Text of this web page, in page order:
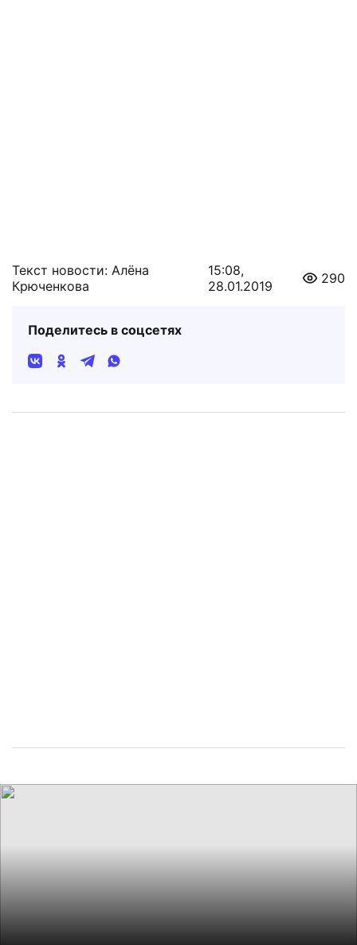
Текст новости: Алёна
Крюченкова
15:08,
28.01.2019
290
Поделитесь в соцсетях